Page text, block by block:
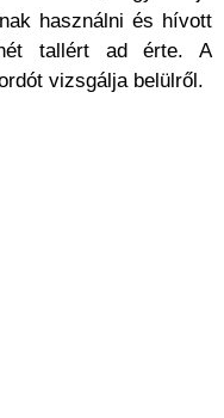
használni és hívott
tallért ad érte. A
vizsgálja belülről.